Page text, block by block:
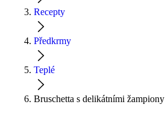
Recepty
Předkrmy
Teplé
Bruschetta s delikátními žampiony